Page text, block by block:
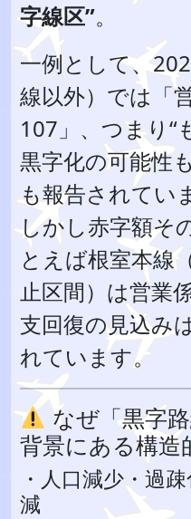
字線区”。
一例として、
線以外）では「
107」、つまり“
黒字化の可能性
も報告されてい
しかし赤字額そ
とえば根室本線
止区間）は営業
支回復の見込み
れています。
なぜ「黒字
背景にある構造
・人口減少・過
減